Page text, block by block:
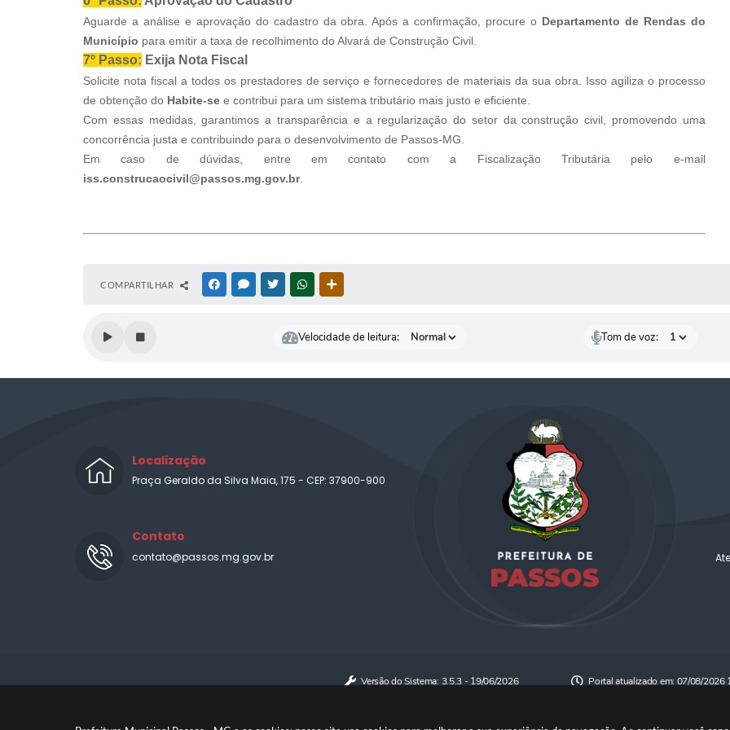
Aguarde a análise e aprovação do cadastro da obra. Após a confirmação, procure o Departamento de Rendas do
Município para emitir a taxa de recolhimento do Alvará de Construção Civil.
7º Passo: Exija Nota Fiscal
Solicite nota fiscal a todos os prestadores de serviço e fornecedores de materiais da sua obra. Isso agiliza o processo
de obtenção do Habite-se e contribui para um sistema tributário mais justo e eficiente.
Com essas medidas, garantimos a transparência e a regularização do setor da construção civil, promovendo uma
concorrência justa e contribuindo para o desenvolvimento de Passos-MG.
Em caso de dúvidas, entre em contato com a Fiscalização Tributária pelo e-mail
iss.construcaocivil@passos.mg.gov.br.
COMPARTILHAR FACEBOOKMESSENGER
TWITTERWHATSAPP
Velocidade de leitura: Tom de voz:
Localização
Praça Geraldo da Silva Maia, 175 - CEP: 37900-900
Contato
contato@passos.mg.gov.br
Versão do Sistema: 3.5.3 - 19/06/2026 Portal atualizado em: 07/08/2026